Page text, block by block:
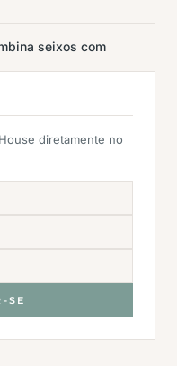
seixos com
diretamente no
SE